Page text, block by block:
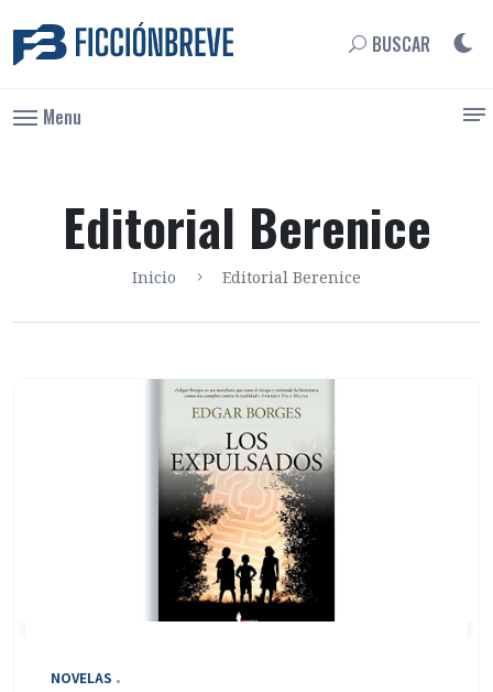
BUSCAR
Menu
Editorial Berenice
Inicio Editorial Berenice
‎ NOVELAS